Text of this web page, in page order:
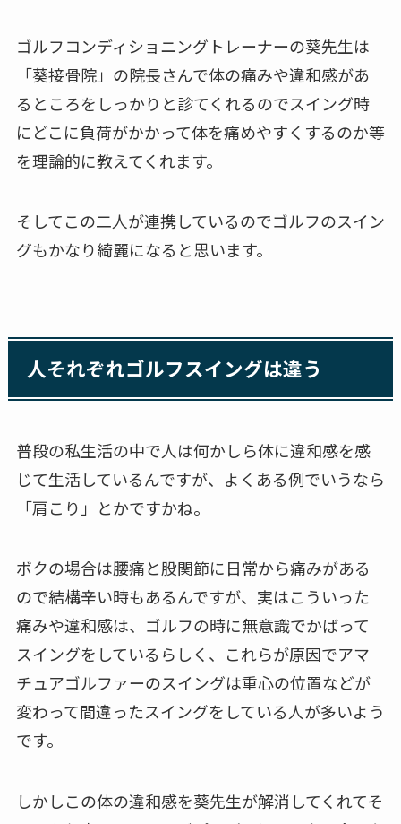
ゴルフコンディショニングトレーナーの葵先生は
「葵接骨院」の院長さんで体の痛みや違和感があ
るところをしっかりと診てくれるのでスイング時
にどこに負荷がかかって体を痛めやすくするのか等
を理論的に教えてくれます。
そしてこの二人が連携しているのでゴルフのスイン
グもかなり綺麗になると思います。
人それぞれゴルフスイングは違う
普段の私生活の中で人は何かしら体に違和感を感
じて生活しているんですが、よくある例でいうなら
「肩こり」とかですかね。
ボクの場合は腰痛と股関節に日常から痛みがある
ので結構辛い時もあるんですが、実はこういった
痛みや違和感は、ゴルフの時に無意識でかばって
スイングをしているらしく、これらが原因でアマ
チュアゴルファーのスイングは重心の位置などが
変わって間違ったスイングをしている人が多いよう
です。
しかしこの体の違和感を葵先生が解消してくれてそ